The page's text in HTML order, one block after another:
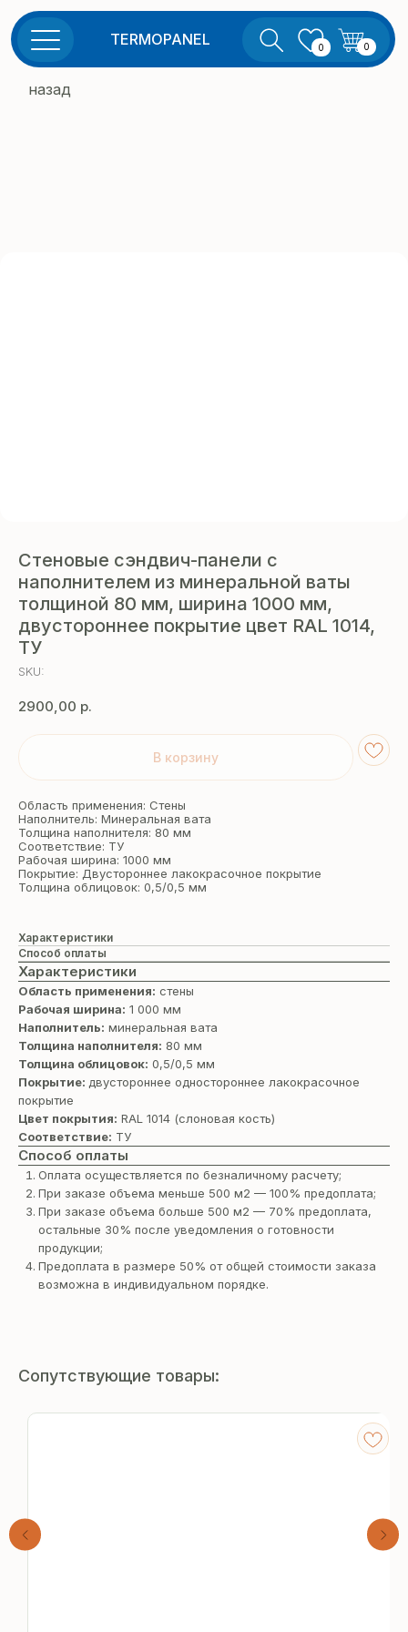
0
TERMOPANEL
назад
Стеновые сэндвич-панели с
наполнителем из минеральной ваты
толщиной 80 мм, ширина 1000 мм,
двустороннее покрытие цвет RAL 1014,
ТУ
SKU:
2900,00 р.
В корзину
Область применения: Стены
Наполнитель: Минеральная вата
Толщина наполнителя: 80 мм
Соответствие: ТУ
Рабочая ширина: 1000 мм
Покрытие: Двустороннее лакокрасочное покрытие
Толщина облицовок: 0,5/0,5 мм
Характеристики
Способ оплаты
Характеристики
Область применения: стены
Рабочая ширина: 1 000 мм
Наполнитель: минеральная вата
Толщина наполнителя: 80 мм
Толщина облицовок: 0,5/0,5 мм
Покрытие: двустороннее одностороннее лакокрасочное
покрытие
Цвет покрытия: RAL 1014 (cлоновая кость)
Соответствие: ТУ
Способ оплаты
Оплата осуществляется по безналичному расчету;
При заказе объема меньше 500 м2 — 100% предоплата;
При заказе объема больше 500 м2 — 70% предоплата,
остальные 30% после уведомления о готовности
продукции;
Предоплата в размере 50% от общей стоимости заказа
возможна в индивидуальном порядке.
Сопутствующие товары: